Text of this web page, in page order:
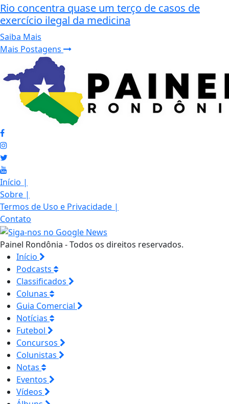
Rio concentra quase um terço de casos de
exercício ilegal da medicina
Saiba Mais
Mais Postagens
Início |
Sobre |
Termos de Uso e Privacidade |
Contato
Painel Rondônia - Todos os direitos reservados.
Início
Podcasts
Classificados
Colunas
Guia Comercial
Notícias
Futebol
Concursos
Colunistas
Notas
Eventos
Vídeos